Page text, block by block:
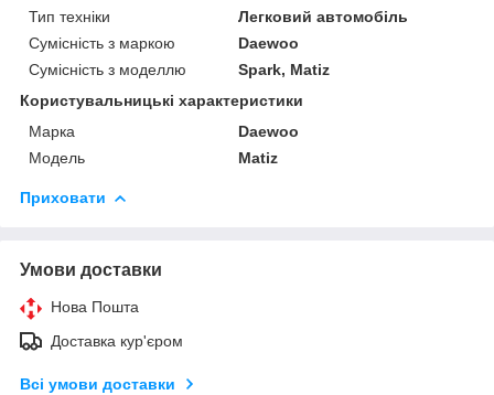
Тип техніки
Легковий автомобіль
Сумісність з маркою
Daewoo
Сумісність з моделлю
Spark, Matiz
Користувальницькі характеристики
Марка
Daewoo
Модель
Matiz
Приховати
Умови доставки
Нова Пошта
Доставка кур'єром
Всі умови доставки